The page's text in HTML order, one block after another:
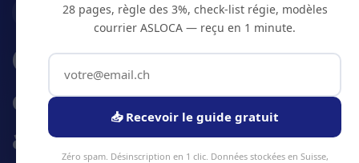
2500 · JURA BERNOIS
Coordination
entretien ascenseurs
a Bienne
28 pages, règle des 3%, check-list régie, modèles
courrier ASLOCA — reçu en 1 minute.
📥 Recevoir le guide gratuit
Zéro spam. Désinscription en 1 clic. Données stockées en Suisse,